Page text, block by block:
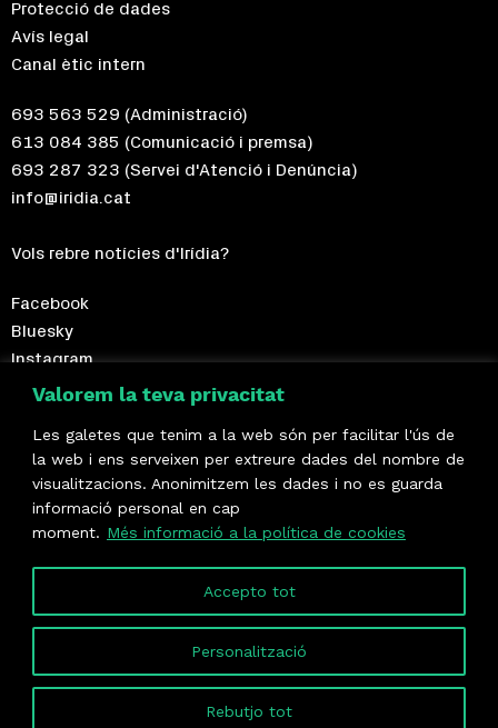
Valorem la teva privacitat
Les galetes que tenim a la web són per facilitar l'ús de
la web i ens serveixen per extreure dades del nombre de
visualitzacions. Anonimitzem les dades i no es guarda
informació personal en cap
moment. Més informació a la política de cookies
Personalització
Rebutjo tot
Accepto tot
Protecció de dades
Avís legal
Canal ètic intern
693 563 529 (Administració)
613 084 385 (Comunicació i premsa)
693 287 323 (Servei d'Atenció i Denúncia)
info@iridia.cat
Vols rebre notícies d'Irídia?
Facebook
Bluesky
Instagram
Telegram
Fes-te sòcia!
Formem part de